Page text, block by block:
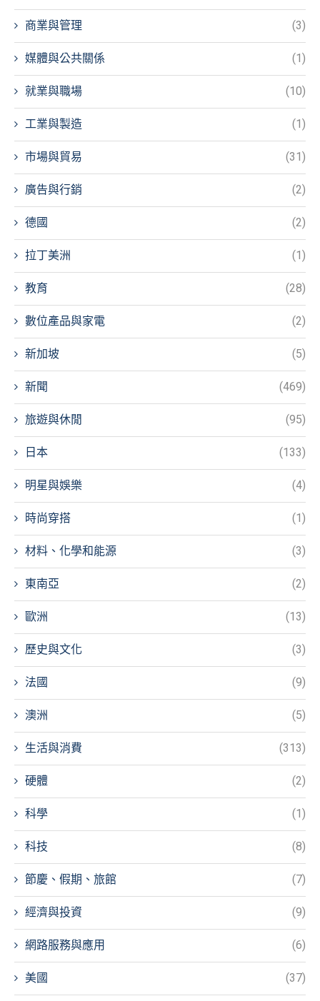
商業與管理 (3)
媒體與公共關係 (1)
就業與職場 (10)
工業與製造 (1)
市場與貿易 (31)
廣告與行銷 (2)
德國 (2)
拉丁美洲 (1)
教育 (28)
數位產品與家電 (2)
新加坡 (5)
新聞 (469)
旅遊與休閒 (95)
日本 (133)
明星與娛樂 (4)
時尚穿搭 (1)
材料、化學和能源 (3)
東南亞 (2)
歐洲 (13)
歷史與文化 (3)
法國 (9)
澳洲 (5)
生活與消費 (313)
硬體 (2)
科學 (1)
科技 (8)
節慶、假期、旅館 (7)
經濟與投資 (9)
網路服務與應用 (6)
美國 (37)